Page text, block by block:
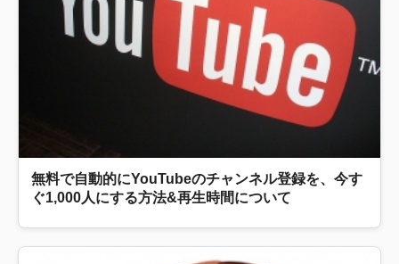
無料で自動的にYouTubeのチャンネル登録を、今す
ぐ1,000人にする方法&再生時間について